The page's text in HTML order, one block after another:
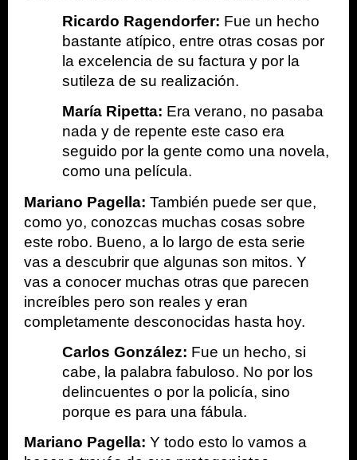
Ricardo Ragendorfer: Fue un hecho
bastante atípico, entre otras cosas por
la excelencia de su factura y por la
sutileza de su realización.
María Ripetta: Era verano, no pasaba
nada y de repente este caso era
seguido por la gente como una novela,
como una película.
Mariano Pagella: También puede ser que,
como yo, conozcas muchas cosas sobre
este robo. Bueno, a lo largo de esta serie
vas a descubrir que algunas son mitos. Y
vas a conocer muchas otras que parecen
increíbles pero son reales y eran
completamente desconocidas hasta hoy.
Carlos González: Fue un hecho, si
cabe, la palabra fabuloso. No por los
delincuentes o por la policía, sino
porque es para una fábula.
Mariano Pagella: Y todo esto lo vamos a